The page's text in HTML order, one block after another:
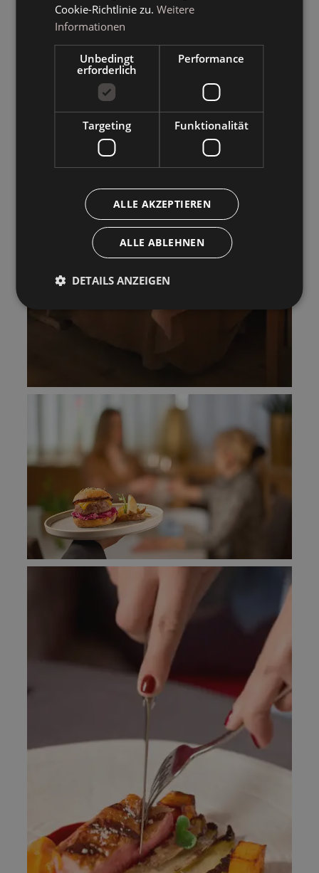
Cookie-Richtlinie zu. Weitere
Informationen
Unbedingt
erforderlich
Performance
Targeting Funktionalität
ALLE AKZEPTIEREN
ALLE ABLEHNEN
DETAILS ANZEIGEN